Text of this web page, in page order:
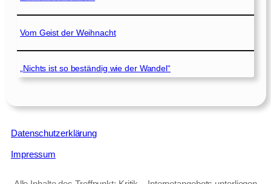
Vom Geist der Weihnacht
„Nichts ist so beständig wie der Wandel“
Datenschutzerklärung
Impressum